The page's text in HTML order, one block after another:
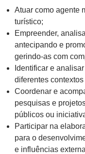
Atuar como agente
turístico;
Empreender,
antecipando e
gerindo-as com
Identificar e
diferentes
Coordenar e
pesquisas e
públicos ou
Participar na
para o
e influências